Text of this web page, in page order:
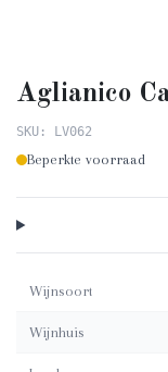
Aglianico
SKU: LV062
Beperkte voorraad
Wijnsoort
Wijnhuis